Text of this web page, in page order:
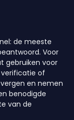
de meeste
Voor
gebruiken voor
verificatie of
en nemen
benodigde
van de